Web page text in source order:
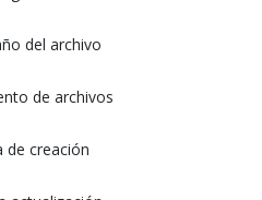
del archivo
de archivos
de creación